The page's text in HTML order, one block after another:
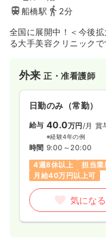
船橋駅
2分
全国に展開中！＜今後
る大手美容クリニックで
外来正・准看護師
日勤のみ（常勤）
給与 40.0万円 /月 賞
※経験4年の例
時間 9:00～20:00
4週8休以上
担当業
月給40万円以上可
気になる